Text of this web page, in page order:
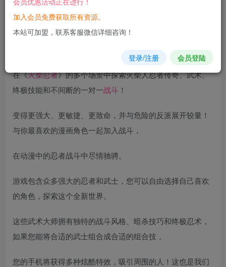
您当前未登录！建议登陆后购买，可保存购买订单
在《火柴忍者》的多个场景中探索火柴人忍者传奇、武术、
终极技能和不间断的一对一战斗 ！
变得更强大、更敏捷、更致命，并与危险的反派展开较量！
与你最喜欢的漫画角色一起加入战斗，
在动漫中的忍者战斗中尽情驰骋。
游戏包含众多强大的忍者和武士，您可以自由选择自己喜欢
的角色，探索这个全新世界。
这些武术大师拥有独特的战斗风格、暗杀技巧和终极忍术，
如果您能将合适的武士组合成合适的组合技，
您的手机将获得多种炫酷特效，吸引周围的人！这也是我们
加入会员免费获取所有资源。
本站可加盟，联系客服微信详细咨询！
登录/注册 会员登陆